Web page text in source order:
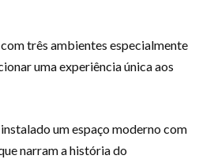
três ambientes especialmente
uma experiência única aos
um espaço moderno com
narram a história do